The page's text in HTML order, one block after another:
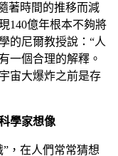
著時間的推移而減
140億年根本不夠將
的尼爾教授說：“人
一個合理的解釋。
宙大爆炸之前是存
學家想像
，在人們常常猜想